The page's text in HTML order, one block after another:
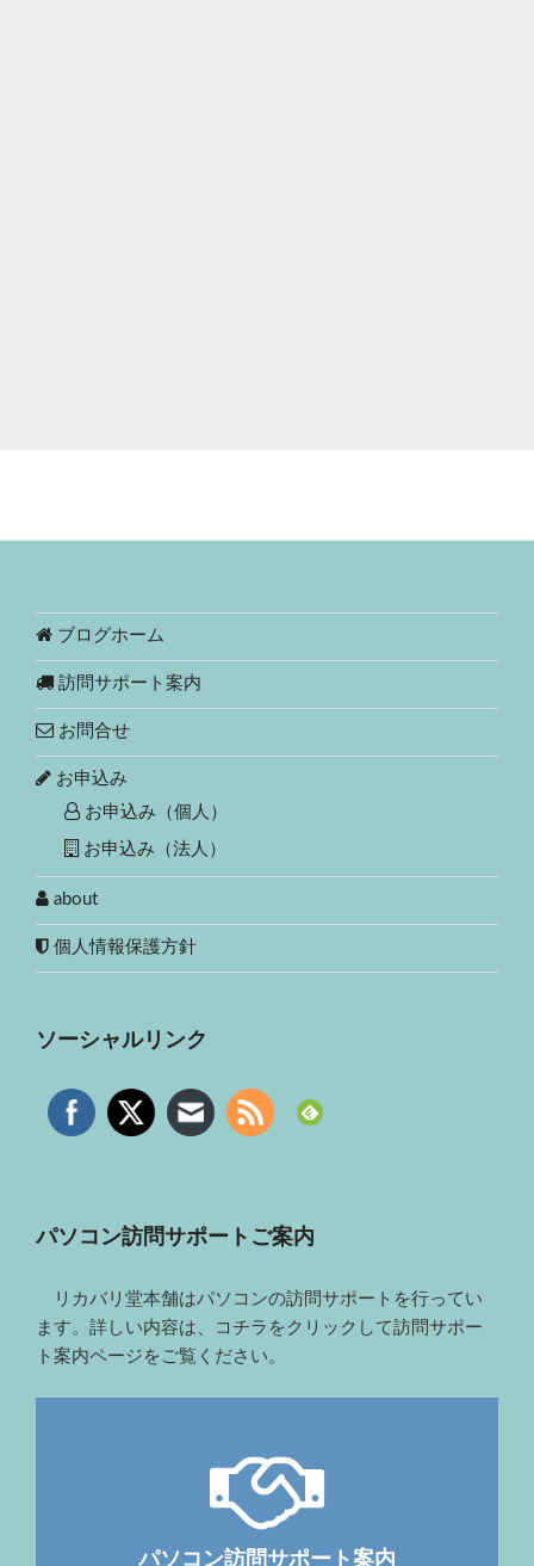
ブログホーム
訪問サポート案内
お問合せ
お申込み
お申込み（個人）
お申込み（法人）
about
個人情報保護方針
ソーシャルリンク
パソコン訪問サポートご案内
リカバリ堂本舗はパソコンの訪問サポートを行ってい
ます。詳しい内容は、コチラをクリックして訪問サポー
ト案内ページをご覧ください。
パソコン訪問サポート案内